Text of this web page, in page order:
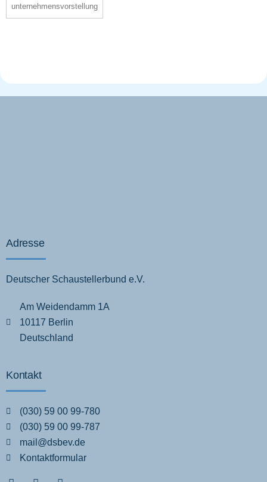
unternehmensvorstellung
Adresse
Deutscher Schaustellerbund e.V.
Am Weidendamm 1A
10117 Berlin
Deutschland
Kontakt
(030) 59 00 99-780
(030) 59 00 99-787
mail@dsbev.de
Kontaktformular